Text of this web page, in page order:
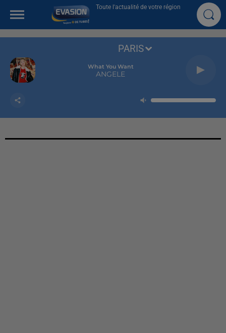
Toute l'actualité de votre région
What You Want
ANGELE
PARIS